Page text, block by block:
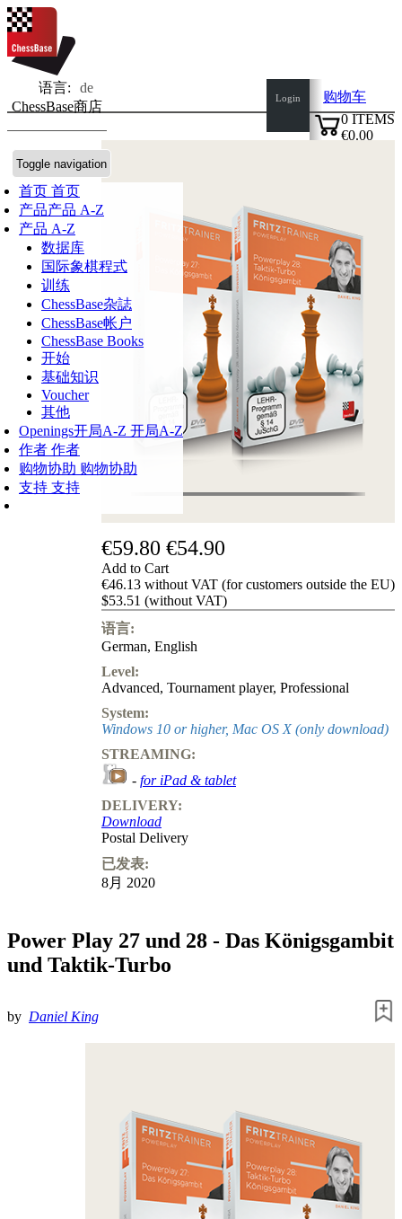
语言:
de
ChessBase商店
Toggle navigation
首页 首页
产品产品 A-Z
产品 A-Z
数据库
国际象棋程式
训练
ChessBase杂誌
ChessBase帐户
ChessBase Books
开始
基础知识
Voucher
其他
Openings开局A-Z 开局A-Z
作者 作者
购物协助 购物协助
支持 支持
Login
购物车
0 ITEMS
€0.00
€59.80 €54.90
Add to Cart
€46.13 without VAT (for customers outside the EU)
$53.51 (without VAT)
语言:
German, English
Level:
Advanced, Tournament player, Professional
System:
Windows 10 or higher, Mac OS X (only download)
STREAMING:
- for iPad & tablet
DELIVERY:
Download
Postal Delivery
已发表:
8月 2020
Power Play 27 und 28 - Das Königsgambit
und Taktik-Turbo
by Daniel King